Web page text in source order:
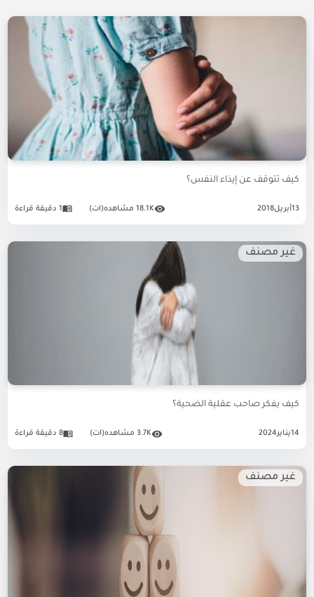
كيف تتوقف عن إيذاء النفس؟
13أبريل2018 18.1K مشاهده(ات) 1 دقيقة قراءة
غير مصنف
كيف يفكر صاحب عقلية الضحية؟
14 يناير2024 3.7K مشاهده(ات) 8 دقيقة قراءة
غير مصنف